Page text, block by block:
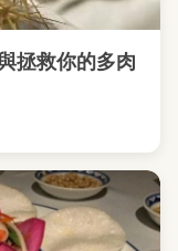
拯救你的多肉